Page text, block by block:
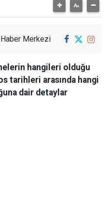
Haber Merkezi
hangileri olduğu
tarihleri arasında hangi
dair detaylar